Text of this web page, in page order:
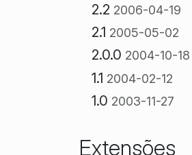
2.2 2006-04-19
2.1 2005-05-02
2.0.0 2004-10-18
1.1 2004-02-12
1.0 2003-11-27
Extensões